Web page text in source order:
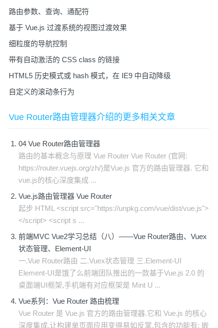
路由参数、查询、通配符
基于 Vue.js 过渡系统的视图过渡效果
细粒度的导航控制
带有自动激活的 CSS class 的链接
HTML5 历史模式或 hash 模式，在 IE9 中自动降级
自定义的滚动条行为
Vue Router路由管理器介绍的更多相关文章
04 Vue Router路由管理器
路由的基本概念与原理 Vue Router Vue Router (官网:
https://router.vuejs.org/zh/)是Vue.js 官方的路由管理器. 它和
vue.js的核心深度集成 ...
Vue.js路由管理器 Vue Router
起步 HTML <script src="https://unpkg.com/vue/dist/vue.js">
</script> <script s ...
前端MVC Vue2学习总结（八）——Vue Router路由、Vuex
状态管理、Element-UI
一.Vue Router路由 二.Vuex状态管理 三.Element-UI
Element-UI是饿了么前端团队推出的一款基于Vue.js 2.0 的
桌面端UI框架,手机端有对应框架是 Mint U ...
Vue系列：Vue Router 路由梳理
Vue Router 是 Vue.js 官方的路由管理器.它和 Vue.js 的核心
深度集成,让构建单页面应用变得易如反掌.包含的功能有: 嵌